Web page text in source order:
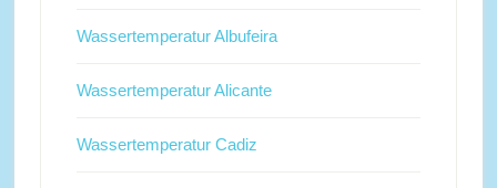
Wassertemperatur Albufeira
Wassertemperatur Alicante
Wassertemperatur Cadiz